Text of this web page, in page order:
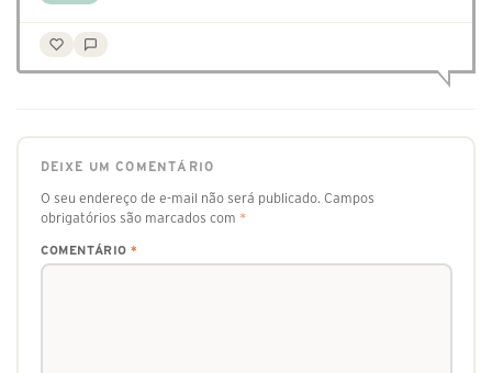
DEIXE UM COMENTÁRIO
O seu endereço de e-mail não será publicado. Campos
obrigatórios são marcados com *
COMENTÁRIO *